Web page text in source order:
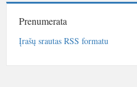
Prenumerata
Įrašų srautas RSS formatu